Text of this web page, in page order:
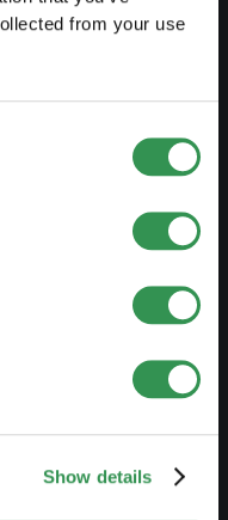
from your use
Show details